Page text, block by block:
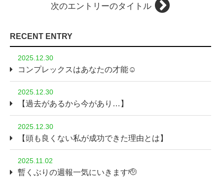
次のエントリーのタイトル
RECENT ENTRY
2025.12.30
コンプレックスはあなたの才能☺️
2025.12.30
【過去があるから今があり…】
2025.12.30
【頭も良くない私が成功できた理由とは】
2025.11.02
暫くぶりの週報一気にいきます🫡